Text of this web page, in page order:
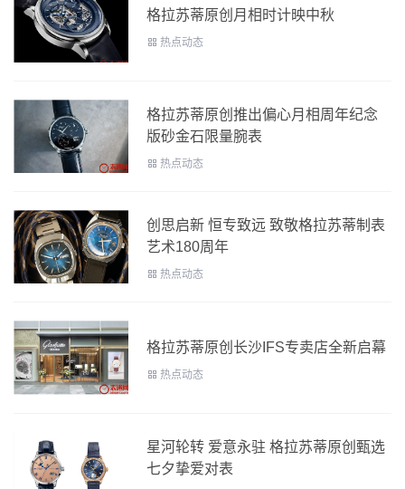
格拉苏蒂原创月相时计映中秋
热点动态
格拉苏蒂原创推出偏心月相周年纪念
版砂金石限量腕表
热点动态
创思启新 恒专致远 致敬格拉苏蒂制表
艺术180周年
热点动态
格拉苏蒂原创长沙IFS专卖店全新启幕
热点动态
星河轮转 爱意永驻 格拉苏蒂原创甄选
七夕挚爱对表